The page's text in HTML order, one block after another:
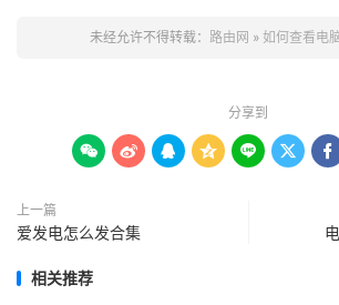
未经允许不得转载： 路由网 » 如何查看电
分享到
      
上一篇
爱发电怎么发合集
相关推荐